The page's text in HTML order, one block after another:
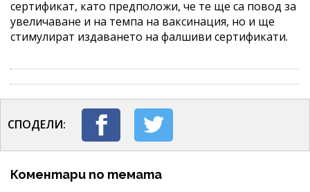
сертификат, като предположи, че те ще са повод за
увеличаване и на темпа на ваксинация, но и ще
стимулират издаването на фалшиви сертификати.
СПОДЕЛИ:
Коментари по темата